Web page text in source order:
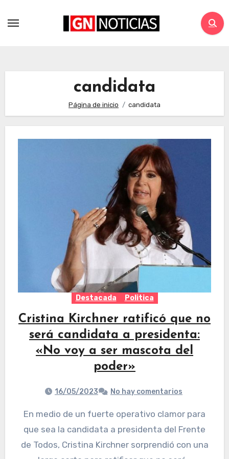
candidata
Página de inicio candidata
Destacada Politica
Cristina Kirchner ratificó que no
será candidata a presidenta:
«No voy a ser mascota del
poder»
16/05/2023 No hay comentarios
En medio de un fuerte operativo clamor para
que sea la candidata a presidenta del Frente
de Todos, Cristina Kirchner sorprendió con una